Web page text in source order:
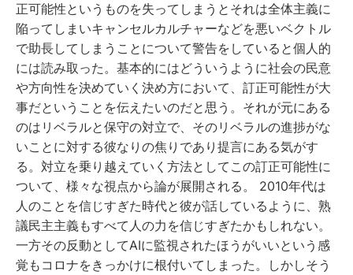
正可能性というものを失ってしまうとそれは全体主義に
陥ってしまいキャンセルカルチャーなどを悪いベクトル
で助長してしまうことについて警告をしていると個人的
には読み取った。基本的にはどういうように社会の民意
や方向性を決めていく決め方において、訂正可能性が大
事だということを伝えたいのだと思う。それが元にある
のはリベラルと保守の対立で、そのリベラルの進捗がな
いことに対する彼なりの焦りであり提言にある気がす
る。対立を乗り越えていく方法としてこの訂正可能性に
ついて、様々な視点から論が展開される。 2010年代は
人のことを信じすぎた時代と彼が話しているように、熟
議民主主義もすべて人の力を信じすぎたかもしれない。
一方その反動としてAIに監視されたほうがいいという感
覚もコロナをきっかけに根付いてしまった。しかしそう